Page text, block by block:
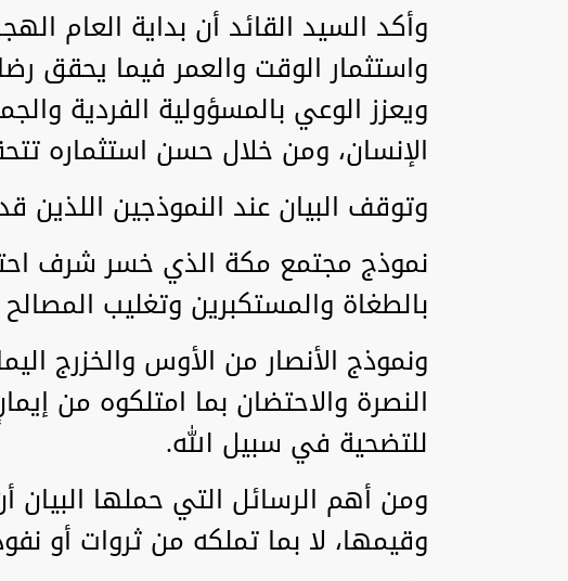
وأكد السيد القائد أن بداية العام
واستثمار الوقت والعمر فيما يحقق
ويعزز الوعي بالمسؤولية الفردية
الإنسان، ومن خلال حسن استثماره
وتوقف البيان عند النموذجين اللذين
نموذج مجتمع مكة الذي خسر شرف
بالطغاة والمستكبرين وتغليب
ونموذج الأنصار من الأوس والخزرج
النصرة والاحتضان بما امتلكوه من
للتضحية في سبيل الله.
ومن أهم الرسائل التي حملها البيان
وقيمها، لا بما تملكه من ثروات أو